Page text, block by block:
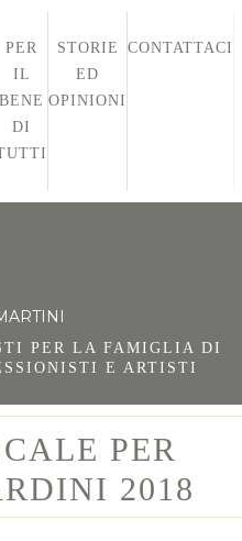
PER
IL
BENE
DI
STORIE
ED
OPINIONI
CONTATTACI
PER LA FAMIGLIA DI
E ARTISTI
PER
2018